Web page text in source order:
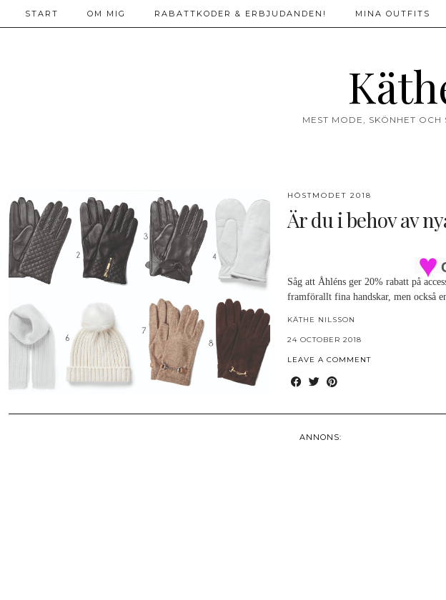
MEST MODE, SKÖNHET
START OM MIG RABATTKODER & ERBJUDANDEN! MINA OUTFITS
HÖSTMODET 2018
Är du i behov av
Såg att Åhléns ger 20% rabatt på
framförallt fina handskar, men också
KÄTHE NILSSON
24 OCTOBER 2018
LEAVE A COMMENT
ANNONS: